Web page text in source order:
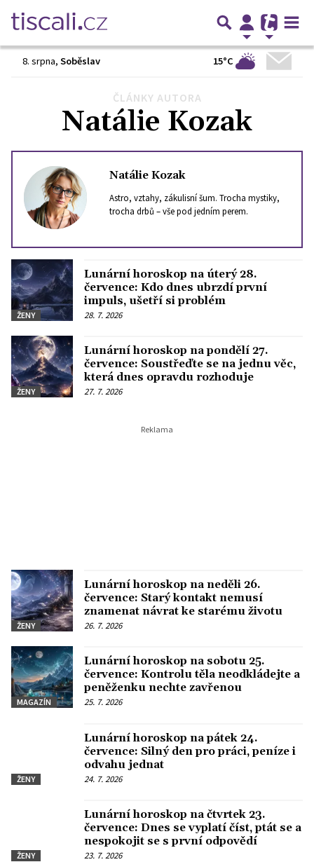
8. srpna, Soběslav 15°C
ČLÁNKY AUTORA
Natálie Kozak
Natálie Kozak
Astro, vztahy, zákulisní šum. Trocha mystiky,
trocha drbů – vše pod jedním perem.
ŽENY
Lunární horoskop na úterý 28.
července: Kdo dnes ubrzdí první
impuls, ušetří si problém
28. 7. 2026
ŽENY
Lunární horoskop na pondělí 27.
července: Soustřeďte se na jednu věc,
která dnes opravdu rozhoduje
27. 7. 2026
ŽENY
Lunární horoskop na neděli 26.
července: Starý kontakt nemusí
znamenat návrat ke starému životu
26. 7. 2026
MAGAZÍN
Lunární horoskop na sobotu 25.
července: Kontrolu těla neodkládejte a
peněženku nechte zavřenou
25. 7. 2026
ŽENY
Lunární horoskop na pátek 24.
července: Silný den pro práci, peníze i
odvahu jednat
24. 7. 2026
ŽENY
Lunární horoskop na čtvrtek 23.
července: Dnes se vyplatí číst, ptát se a
nespokojit se s první odpovědí
23. 7. 2026
4 … 48 Další